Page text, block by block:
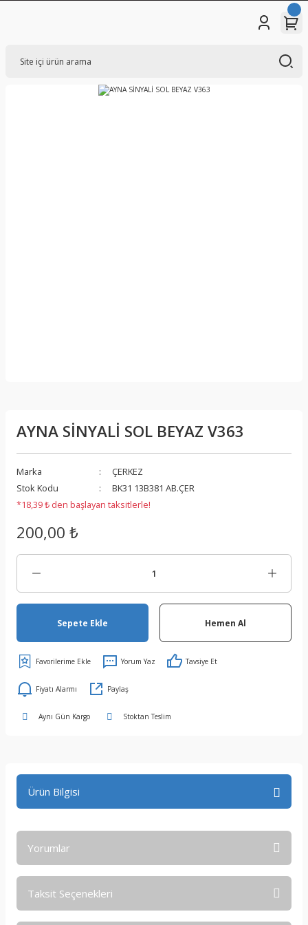
AYNA SİNYALİ SOL BEYAZ V363
Marka
ÇERKEZ
Stok Kodu
BK31 13B381 AB.ÇER
*18,39 ₺ den başlayan taksitlerle!
200,00 ₺
Sepete Ekle Hemen Al
Yorum Yaz Tavsiye Et
Fiyatı Alarmı Paylaş
Aynı Gün Kargo Stoktan Teslim
Ürün Bilgisi
Yorumlar
Taksit Seçenekleri